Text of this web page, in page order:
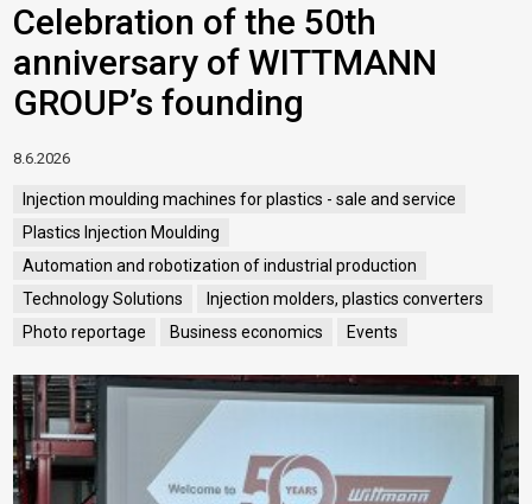
Celebration of the 50th
anniversary of WITTMANN
GROUP’s founding
8.6.2026
Injection moulding machines for plastics - sale and service
Plastics Injection Moulding
Automation and robotization of industrial production
Technology Solutions
Injection molders, plastics converters
Photo reportage
Business economics Events